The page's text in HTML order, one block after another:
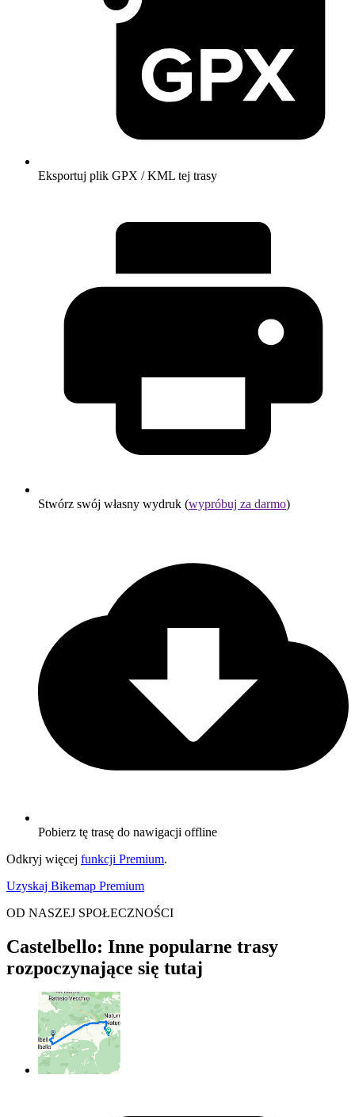
Eksportuj plik GPX / KML tej trasy
Stwórz swój własny wydruk (wypróbuj za darmo)
Pobierz tę trasę do nawigacji offline
Odkryj więcej funkcji Premium.
Uzyskaj Bikemap Premium
OD NASZEJ SPOŁECZNOŚCI
Castelbello: Inne popularne trasy
rozpoczynające się tutaj